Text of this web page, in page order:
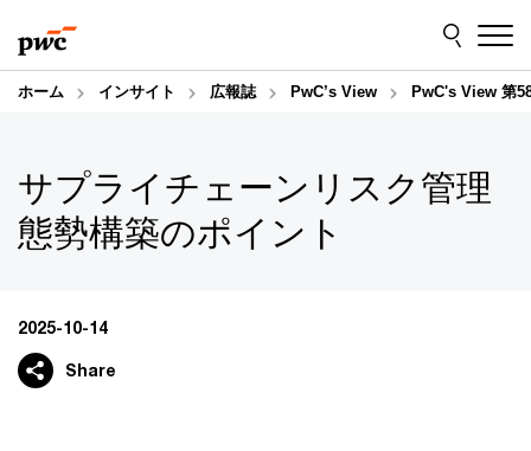
to
content
to
footer
ホーム インサイト 広報誌 PwC’s View PwC's View 第
サプライチェーンリスク管理
態勢構築のポイント
2025-10-14
Share